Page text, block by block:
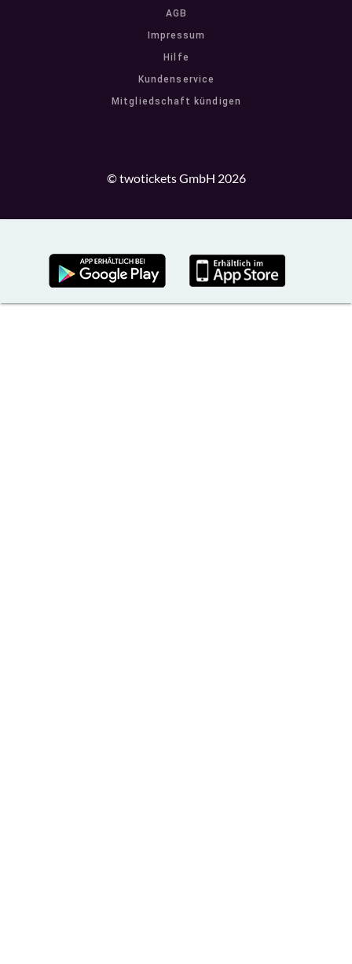
AGB
Impressum
Hilfe
Kundenservice
Mitgliedschaft kündigen
© twotickets GmbH 2026